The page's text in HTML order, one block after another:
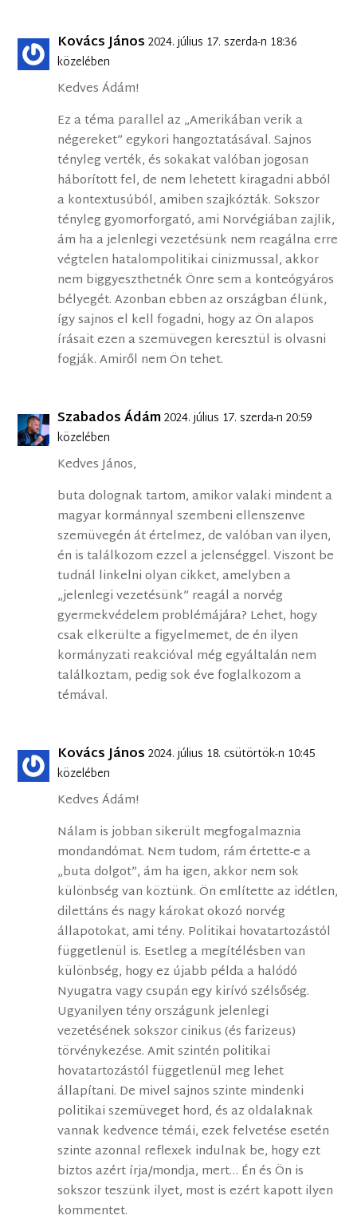
Kovács János 2024. július 17. szerda-n 18:36
közelében
Kedves Ádám!
Ez a téma parallel az „Amerikában verik a
négereket” egykori hangoztatásával. Sajnos
tényleg verték, és sokakat valóban jogosan
háborított fel, de nem lehetett kiragadni abból
a kontextusúból, amiben szajkózták. Sokszor
tényleg gyomorforgató, ami Norvégiában zajlik,
ám ha a jelenlegi vezetésünk nem reagálna erre
végtelen hatalompolitikai cinizmussal, akkor
nem biggyeszthetnék Önre sem a konteógyáros
bélyegét. Azonban ebben az országban élünk,
így sajnos el kell fogadni, hogy az Ön alapos
írásait ezen a szemüvegen keresztül is olvasni
fogják. Amiről nem Ön tehet.
Szabados Ádám2024. július 17. szerda-n 20:59
közelében
Kedves János,
buta dolognak tartom, amikor valaki mindent a
magyar kormánnyal szembeni ellenszenve
szemüvegén át értelmez, de valóban van ilyen,
én is találkozom ezzel a jelenséggel. Viszont be
tudnál linkelni olyan cikket, amelyben a
„jelenlegi vezetésünk” reagál a norvég
gyermekvédelem problémájára? Lehet, hogy
csak elkerülte a figyelmemet, de én ilyen
kormányzati reakcióval még egyáltalán nem
találkoztam, pedig sok éve foglalkozom a
témával.
Kovács János 2024. július 18. csütörtök-n 10:45
közelében
Kedves Ádám!
Nálam is jobban sikerült megfogalmaznia
mondandómat. Nem tudom, rám értette-e a
„buta dolgot”, ám ha igen, akkor nem sok
különbség van köztünk. Ön említette az idétlen,
dilettáns és nagy károkat okozó norvég
állapotokat, ami tény. Politikai hovatartozástól
függetlenül is. Esetleg a megítélésben van
különbség, hogy ez újabb példa a halódó
Nyugatra vagy csupán egy kirívó szélsőség.
Ugyanilyen tény országunk jelenlegi
vezetésének sokszor cinikus (és farizeus)
törvénykezése. Amit szintén politikai
hovatartozástól függetlenül meg lehet
állapítani. De mivel sajnos szinte mindenki
politikai szemüveget hord, és az oldalaknak
vannak kedvence témái, ezek felvetése esetén
szinte azonnal reflexek indulnak be, hogy ezt
biztos azért írja/mondja, mert… Én és Ön is
sokszor teszünk ilyet, most is ezért kapott ilyen
kommentet.